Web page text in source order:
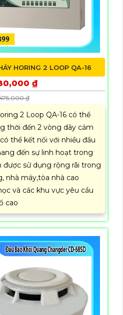
HORING 2 LOOP QA-16
₫
₫
2 Loop QA-16 có thể
thời đến 2 vòng dây cảm
thể kết nối với nhiều đầu
đến sự linh hoạt trong
được sử dụng rộng rãi trong
nhà máy,tòa nhà cao
và các khu vực yêu cầu
cao